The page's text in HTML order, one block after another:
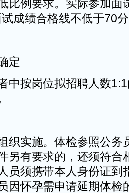
比例要求。实际参加面
成绩合格线不低于70
定
中按岗位拟招聘人数
织实施。体检参照公务
另有要求的，还须符合
员须携带本人身份证到
因怀孕需申请延期体检